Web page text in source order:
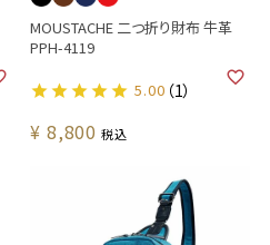
MOUSTACHE 二つ折り財布 牛革
PPH-4119
¥ 8,800 税込
5.00 （1）